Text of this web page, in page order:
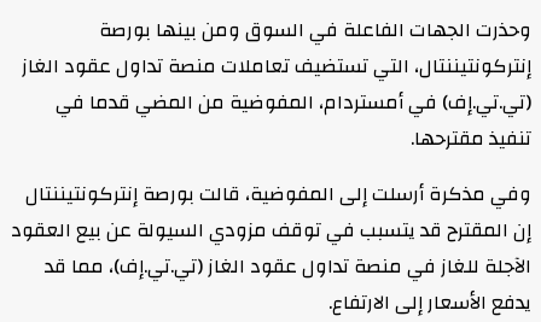
وحذرت الجهات الفاعلة في السوق ومن بينها بورصة
إنتركونتيننتال، التي تستضيف تعاملات منصة تداول عقود الغاز
(تي.تي.إف) في أمستردام، المفوضية من المضي قدما في
تنفيذ مقترحها.
وفي مذكرة أرسلت إلى المفوضية، قالت بورصة إنتركونتيننتال
إن المقترح قد يتسبب في توقف مزودي السيولة عن بيع العقود
الآجلة للغاز في منصة تداول عقود الغاز (تي.تي.إف)، مما قد
يدفع الأسعار إلى الارتفاع.